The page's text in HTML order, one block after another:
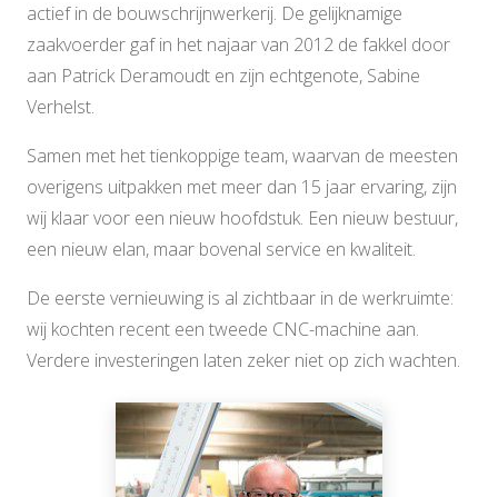
actief in de bouwschrijnwerkerij. De gelijknamige
zaakvoerder gaf in het najaar van 2012 de fakkel door
aan Patrick Deramoudt en zijn echtgenote, Sabine
Verhelst.
Samen met het tienkoppige team, waarvan de meesten
overigens uitpakken met meer dan 15 jaar ervaring, zijn
wij klaar voor een nieuw hoofdstuk. Een nieuw bestuur,
een nieuw elan, maar bovenal service en kwaliteit.
De eerste vernieuwing is al zichtbaar in de werkruimte:
wij kochten recent een tweede CNC-machine aan.
Verdere investeringen laten zeker niet op zich wachten.